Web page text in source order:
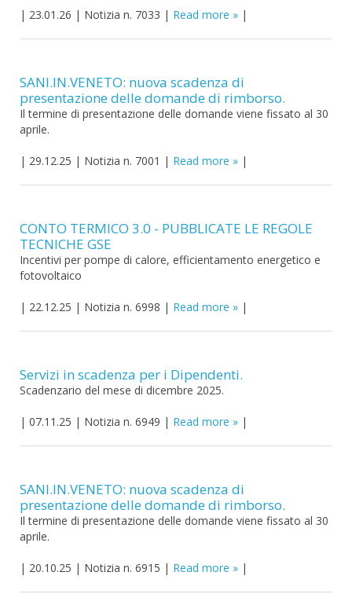
| 23.01.26 | Notizia n. 7033 | Read more |
SANI.IN.VENETO: nuova scadenza di
presentazione delle domande di rimborso.
Il termine di presentazione delle domande viene fissato al 30
aprile.
| 29.12.25 | Notizia n. 7001 | Read more |
CONTO TERMICO 3.0 - PUBBLICATE LE REGOLE
TECNICHE GSE
Incentivi per pompe di calore, efficientamento energetico e
fotovoltaico
| 22.12.25 | Notizia n. 6998 | Read more |
Servizi in scadenza per i Dipendenti.
Scadenzario del mese di dicembre 2025.
| 07.11.25 | Notizia n. 6949 | Read more |
SANI.IN.VENETO: nuova scadenza di
presentazione delle domande di rimborso.
Il termine di presentazione delle domande viene fissato al 30
aprile.
| 20.10.25 | Notizia n. 6915 | Read more |